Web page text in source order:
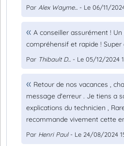
Par Alex Wayme... - Le 06/11/
A conseiller assurément !
compréhensif et rapide !
Par Thibault D... - Le 05/12/2024
Retour de nos vacances ,
message d'erreur . Je tiens a
explications du technicien ,
recommande vivement cette
Par Henri Paul- Le 24/08/2024